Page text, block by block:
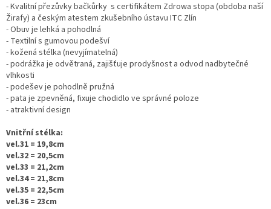
- Kvalitní přezůvky bačkůrky s certifikátem Zdrowa stopa (obdoba naší
Žirafy) a českým atestem zkušebního ústavu ITC Zlín
- Obuv je lehká a pohodlná
- Textilní s gumovou podešví
- kožená stélka (nevyjímatelná)
- podrážka je odvětraná, zajišťuje prodyšnost a odvod nadbytečné
vlhkosti
- podešev je pohodlně pružná
- pata je zpevněná, fixuje chodidlo ve správné poloze
- atraktivní design
Vnitřní stélka:
vel.31 = 19,8cm
vel.32 = 20,5cm
vel.33 = 21,2cm
vel.34 = 21,8cm
vel.35 = 22,5cm
vel.36 = 23cm